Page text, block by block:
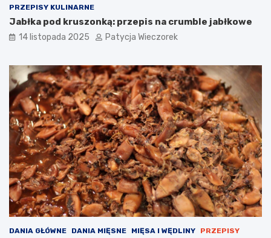
PRZEPISY KULINARNE
Jabłka pod kruszonką: przepis na crumble jabłkowe
14 listopada 2025 Patycja Wieczorek
DANIA GŁÓWNE DANIA MIĘSNE MIĘSA I WĘDLINY PRZEPISY